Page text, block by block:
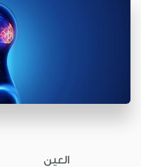
العين